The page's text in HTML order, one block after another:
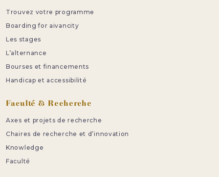
Trouvez votre programme
Boarding for aivancity
Les stages
L’alternance
Bourses et financements
Handicap et accessibilité
Faculté & Recherche
Axes et projets de recherche
Chaires de recherche et d’innovation
Knowledge
Faculté